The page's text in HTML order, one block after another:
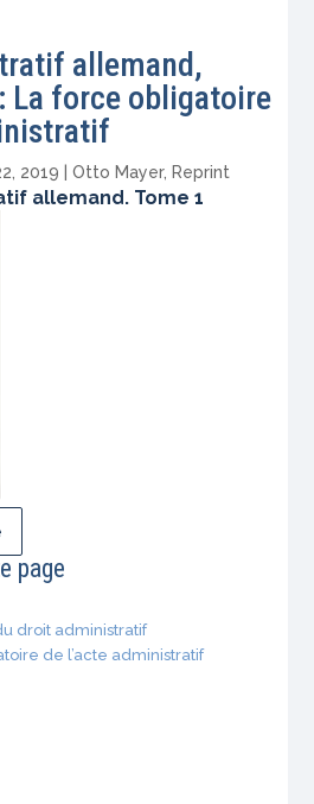
allemand,
La force obligatoire
2019 |Otto Mayer,Reprint
allemand. Tome 1
page
droit administratif
de l’acte administratif